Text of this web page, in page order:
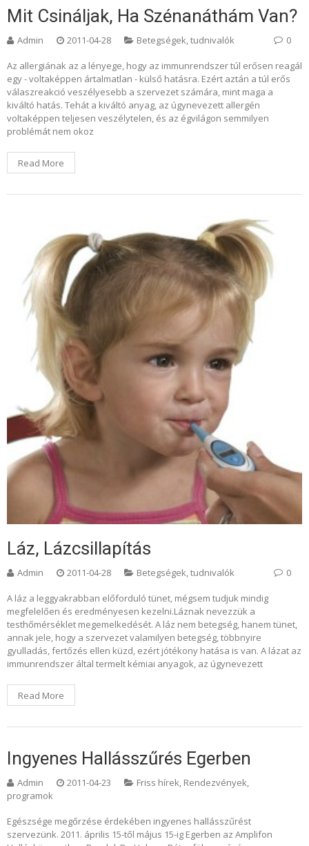
Mit Csináljak, Ha Szénanáthám Van?
Admin 2011-04-28 Betegségek, tudnivalók 0
Az allergiának az a lényege, hogy az immunrendszer túl erősen reagál
egy - voltaképpen ártalmatlan - külső hatásra. Ezért aztán a túl erős
válaszreakció veszélyesebb a szervezet számára, mint maga a
kiváltó hatás. Tehát a kiváltó anyag, az úgynevezett allergén
voltaképpen teljesen veszélytelen, és az égvilágon semmilyen
problémát nem okoz
Read More
Láz, Lázcsillapítás
Admin 2011-04-28 Betegségek, tudnivalók 0
A láz a leggyakrabban előforduló tünet, mégsem tudjuk mindig
megfelelően és eredményesen kezelni.Láznak nevezzük a
testhőmérséklet megemelkedését. A láz nem betegség, hanem tünet,
annak jele, hogy a szervezet valamilyen betegség, többnyire
gyulladás, fertőzés ellen küzd, ezért jótékony hatása is van. A lázat az
immunrendszer által termelt kémiai anyagok, az úgynevezett
Read More
Ingyenes Hallásszűrés Egerben
Admin 2011-04-23 Friss hírek Rendezvények,
programok
Egészsége megőrzése érdekében ingyenes hallásszűrést
szervezünk. 2011. április 15-től május 15-ig Egerben az Amplifon